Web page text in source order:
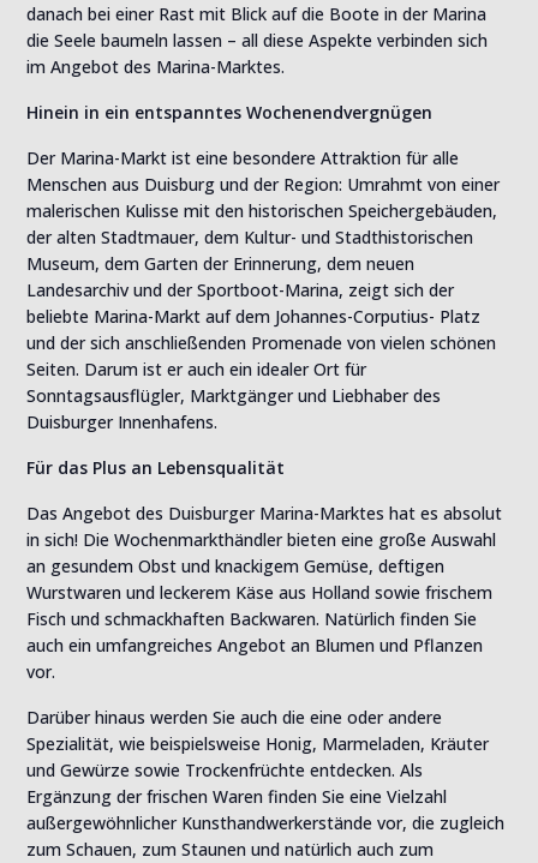
danach bei einer Rast mit Blick auf die Boote in der Marina
die Seele baumeln lassen – all diese Aspekte verbinden sich
im Angebot des Marina-Marktes.
Hinein in ein entspanntes Wochenendvergnügen
Der Marina-Markt ist eine besondere Attraktion für alle
Menschen aus Duisburg und der Region: Umrahmt von einer
malerischen Kulisse mit den historischen Speichergebäuden,
der alten Stadtmauer, dem Kultur- und Stadthistorischen
Museum, dem Garten der Erinnerung, dem neuen
Landesarchiv und der Sportboot-Marina, zeigt sich der
beliebte Marina-Markt auf dem Johannes-Corputius- Platz
und der sich anschließenden Promenade von vielen schönen
Seiten. Darum ist er auch ein idealer Ort für
Sonntagsausflügler, Marktgänger und Liebhaber des
Duisburger Innenhafens.
Für das Plus an Lebensqualität
Das Angebot des Duisburger Marina-Marktes hat es absolut
in sich! Die Wochenmarkthändler bieten eine große Auswahl
an gesundem Obst und knackigem Gemüse, deftigen
Wurstwaren und leckerem Käse aus Holland sowie frischem
Fisch und schmackhaften Backwaren. Natürlich finden Sie
auch ein umfangreiches Angebot an Blumen und Pflanzen
vor.
Darüber hinaus werden Sie auch die eine oder andere
Spezialität, wie beispielsweise Honig, Marmeladen, Kräuter
und Gewürze sowie Trockenfrüchte entdecken. Als
Ergänzung der frischen Waren finden Sie eine Vielzahl
außergewöhnlicher Kunsthandwerkerstände vor, die zugleich
zum Schauen, zum Staunen und natürlich auch zum